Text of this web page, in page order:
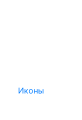
Иконы